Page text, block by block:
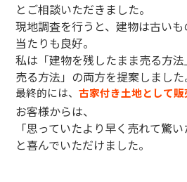
とご相談いただきました。
現地調査を行うと、建物は古い
当たりも良好。
私は「建物を残したまま売る方
売る方法」の両方を提案しました
最終的には、古家付き土地として
お客様からは、
「思っていたより早く売れて驚い
と喜んでいただけました。